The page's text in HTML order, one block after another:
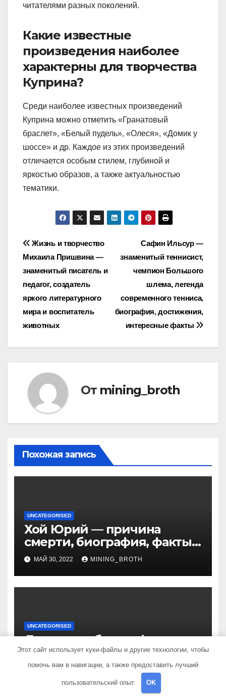
читателями разных поколений.
Какие известные
произведения наиболее
характерны для творчества
Куприна?
Среди наиболее известных произведений
Куприна можно отметить «Гранатовый
браслет», «Белый пудель», «Олеся», «Домик у
шоссе» и др. Каждое из этих произведений
отличается особым стилем, глубиной и
яркостью образов, а также актуальностью
тематики.
Навигация
по
записям
Сафин Ильсур —
знаменитый теннисист,
чемпион Большого
шлема, легенда
современного тенниса,
биография, достижения,
интересные факты
Жизнь и творчество
Михаила Пришвина —
знаменитый писатель и
педагог, создатель
яркого литературного
мира и воспитатель
животных
От mining_broth
Похожая запись
UNCATEGORISED
Хой Юрий — причина
смерти, биография, факты
из жизни Википедия
МАЙ 30, 2022 MINING_BROTH
UNCATEGORISED
Джонни — биография
выдающегося актера и
талантливого певца, чья
артистичность захватывает
MINING_BROTH
Этот сайт использует куки-файлы и другие технологии, чтобы
помочь вам в навигации, а также предоставить лучший
пользовательский опыт. OK